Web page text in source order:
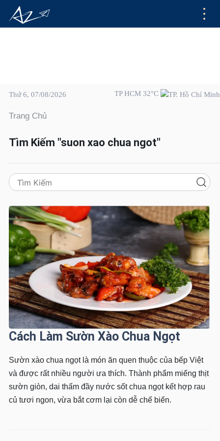
Thứ 6, 07/08/2026 TP HCM 32°C
Trang Chủ
Tìm Kiếm "suon xao chua ngot"
Cách Làm Sườn Xào Chua Ngọt
Sườn xào chua ngọt là món ăn quen thuộc của bếp Việt
và được rất nhiều người ưa thích. Thành phẩm miếng thịt
sườn giòn, dai thấm đầy nước sốt chua ngọt kết hợp rau
củ tươi ngon, vừa bắt cơm lại còn dễ chế biến.